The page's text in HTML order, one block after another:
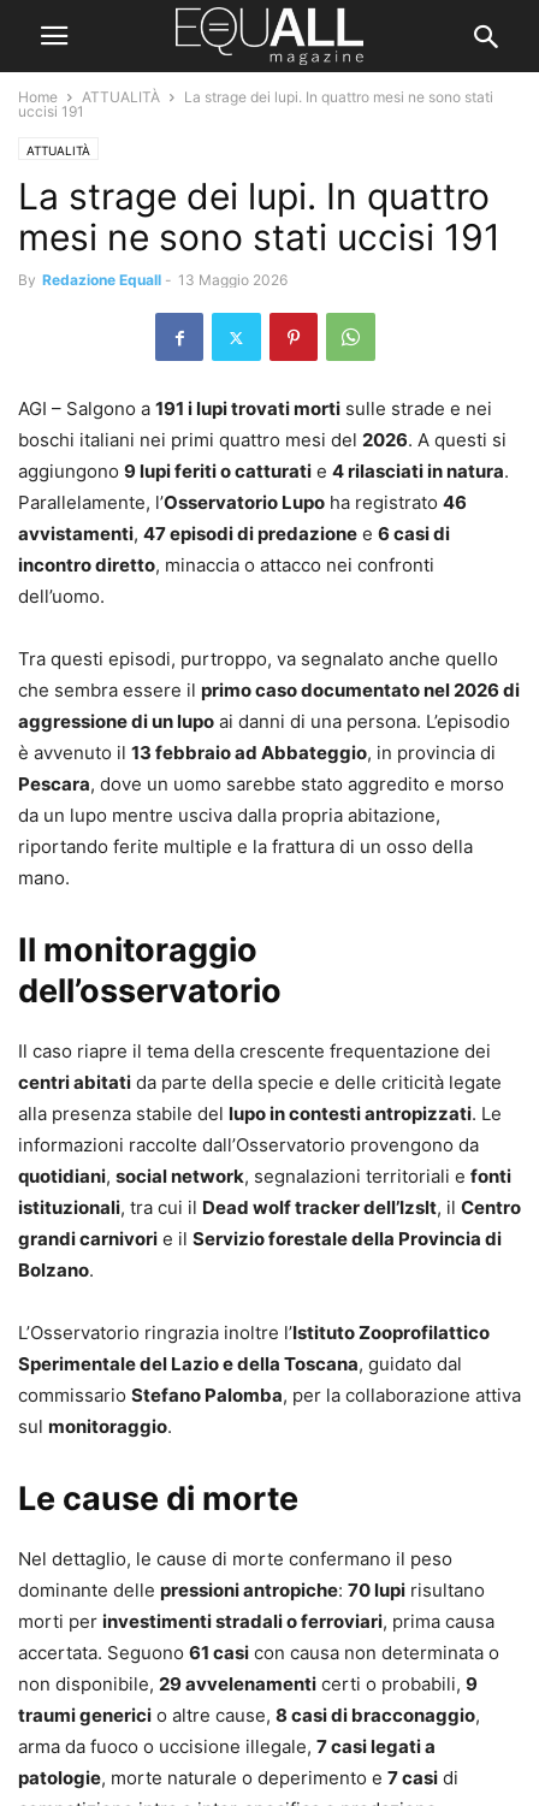
Home ATTUALITÀ
La strage dei lupi. In quattro mesi ne sono stati
uccisi 191
ATTUALITÀ
La strage dei lupi. In quattro
mesi ne sono stati uccisi 191
By Redazione Equall - 13 Maggio 2026
AGI – Salgono a 191 i lupi trovati morti sulle strade e nei
boschi italiani nei primi quattro mesi del 2026. A questi si
aggiungono 9 lupi feriti o catturati e 4 rilasciati in natura.
Parallelamente, l’Osservatorio Lupo ha registrato 46
avvistamenti, 47 episodi di predazione e 6 casi di
incontro diretto, minaccia o attacco nei confronti
dell’uomo.
Tra questi episodi, purtroppo, va segnalato anche quello
che sembra essere il primo caso documentato nel 2026 di
aggressione di un lupo ai danni di una persona. L’episodio
è avvenuto il 13 febbraio ad Abbateggio, in provincia di
Pescara, dove un uomo sarebbe stato aggredito e morso
da un lupo mentre usciva dalla propria abitazione,
riportando ferite multiple e la frattura di un osso della
mano.
Il monitoraggio
dell’osservatorio
Il caso riapre il tema della crescente frequentazione dei
centri abitati da parte della specie e delle criticità legate
alla presenza stabile del lupo in contesti antropizzati. Le
informazioni raccolte dall’Osservatorio provengono da
quotidiani, social network, segnalazioni territoriali e fonti
istituzionali, tra cui il Dead wolf tracker dell’Izslt, il Centro
grandi carnivori e il Servizio forestale della Provincia di
Bolzano.
L’Osservatorio ringrazia inoltre l’Istituto Zooprofilattico
Sperimentale del Lazio e della Toscana, guidato dal
commissario Stefano Palomba, per la collaborazione attiva
sul monitoraggio.
Le cause di morte
Nel dettaglio, le cause di morte confermano il peso
dominante delle pressioni antropiche: 70 lupi risultano
morti per investimenti stradali o ferroviari, prima causa
accertata. Seguono 61 casi con causa non determinata o
non disponibile, 29 avvelenamenti certi o probabili, 9
traumi generici o altre cause, 8 casi di bracconaggio,
arma da fuoco o uccisione illegale, 7 casi legati a
patologie, morte naturale o deperimento e 7 casi di